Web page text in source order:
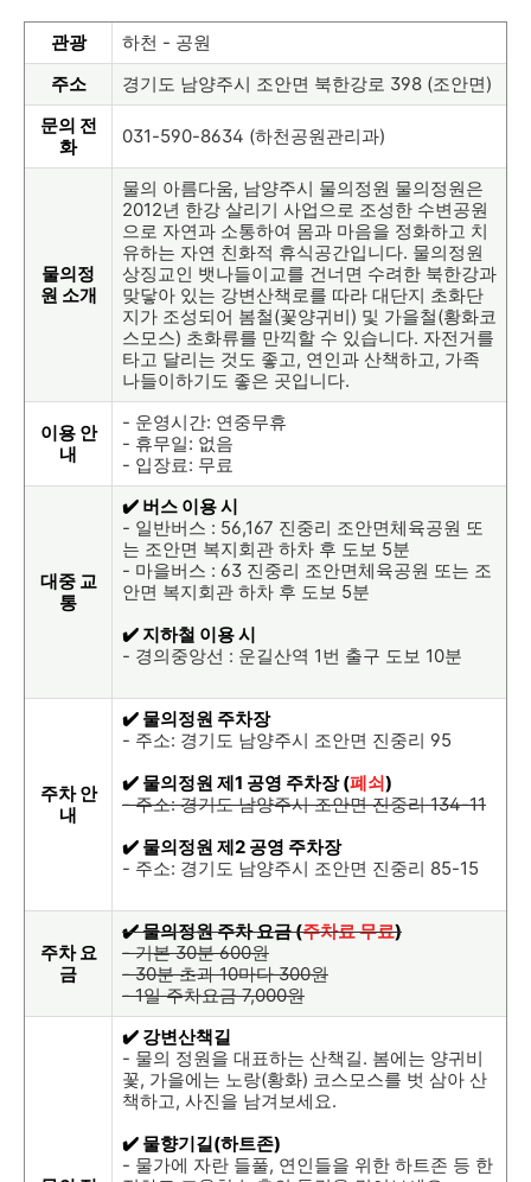
관광
하천 - 공원
주소
경기도 남양주시 조안면 북한강로 398 (조안면)
문의 전
화
031-590-8634 (하천공원관리과)
물의정
원 소개
물의 아름다움, 남양주시 물의정원 물의정원은
2012년 한강 살리기 사업으로 조성한 수변공원
으로 자연과 소통하여 몸과 마음을 정화하고 치
유하는 자연 친화적 휴식공간입니다. 물의정원
상징교인 뱃나들이교를 건너면 수려한 북한강과
맞닿아 있는 강변산책로를 따라 대단지 초화단
지가 조성되어 봄철(꽃양귀비) 및 가을철(황화코
스모스) 초화류를 만끽할 수 있습니다. 자전거를
타고 달리는 것도 좋고, 연인과 산책하고, 가족
나들이하기도 좋은 곳입니다.
이용 안
내
- 운영시간: 연중무휴
- 휴무일: 없음
- 입장료: 무료
대중 교
통
✔️ 버스 이용 시
- 일반버스 : 56,167 진중리 조안면체육공원 또
는 조안면 복지회관 하차 후 도보 5분
- 마을버스 : 63 진중리 조안면체육공원 또는 조
안면 복지회관 하차 후 도보 5분
✔️ 지하철 이용 시
- 경의중앙선 : 운길산역 1번 출구 도보 10분
주차 안
내
✔️ 물의정원 주차장
- 주소: 경기도 남양주시 조안면 진중리 95
✔️ 물의정원 제1 공영 주차장 (폐쇠)
- 주소: 경기도 남양주시 조안면 진중리 134-11
✔️ 물의정원 제2 공영 주차장
- 주소: 경기도 남양주시 조안면 진중리 85-15
주차 요
금
✔️ 물의정원 주차 요금 (주차료 무료)
- 기본 30분 600원
- 30분 초과 10마다 300원
- 1일 주차요금 7,000원
✔️ 강변산책길
- 물의 정원을 대표하는 산책길. 봄에는 양귀비
꽃, 가을에는 노랑(황화) 코스모스를 벗 삼아 산
책하고, 사진을 남겨보세요.
✔️ 물향기길(하트존)
- 물가에 자란 들풀, 연인들을 위한 하트존 등 한